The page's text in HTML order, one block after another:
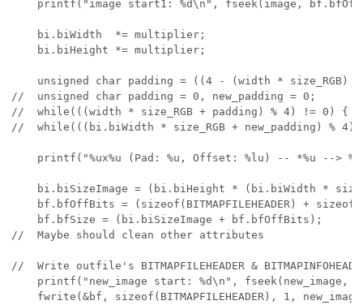
printf("image start1: %d\n", fseek(image,
bi.biWidth  *= multiplier;
bi.biHeight *= multiplier;
unsigned char padding = ((4 - (width * size_RGB)
//  unsigned char padding = 0, new_padding = 0;
//  while(((width * size_RGB + padding) % 4) != 0) {
//  while(((bi.biWidth * size_RGB + new_padding) %
printf("%ux%u (Pad: %u, Offset: %lu) -- *%u -->
bi.biSizeImage = (bi.biHeight * (bi.biWidth *
bf.bfOffBits = (sizeof(BITMAPFILEHEADER) +
bf.bfSize = (bi.biSizeImage + bf.bfOffBits);
//  Maybe should clean other attributes
//  Write outfile's BITMAPFILEHEADER &
printf("new_image start: %d\n", fseek(new_image, 0,
fwrite(&bf, sizeof(BITMAPFILEHEADER), 1,